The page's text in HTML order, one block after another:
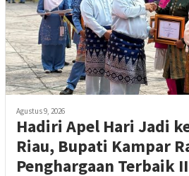
Agustus 9, 2026
Hadiri Apel Hari Jadi
Riau, Bupati Kampar
Penghargaan Terbaik